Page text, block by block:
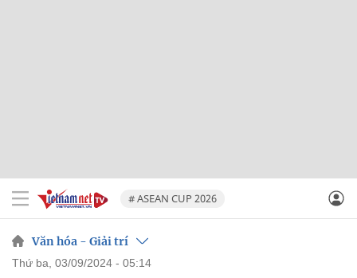
# ASEAN CUP 2026
Văn hóa - Giải trí
thứ ba, 03/09/2024 - 05:14